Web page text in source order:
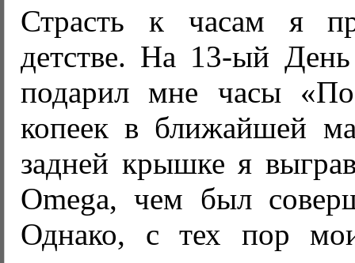
Страсть к часам я
детстве. На 13-ый
подарил мне часы
копеек в ближайшей
задней крышке я
Omega, чем был
Однако, с тех пор